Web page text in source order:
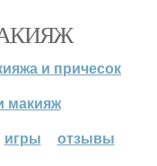
и причесок
макияж
игры отзывы